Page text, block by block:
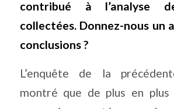
contribué à l’analyse
collectées. Donnez-nous un
conclusions ?
L’enquête de la
montré que de plus en plus